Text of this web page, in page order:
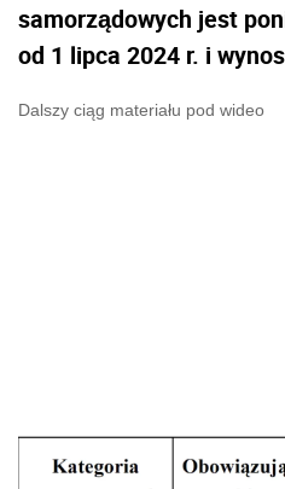
samorządowych jest
od 1 lipca 2024 r. i
Dalszy ciąg materiału pod wideo